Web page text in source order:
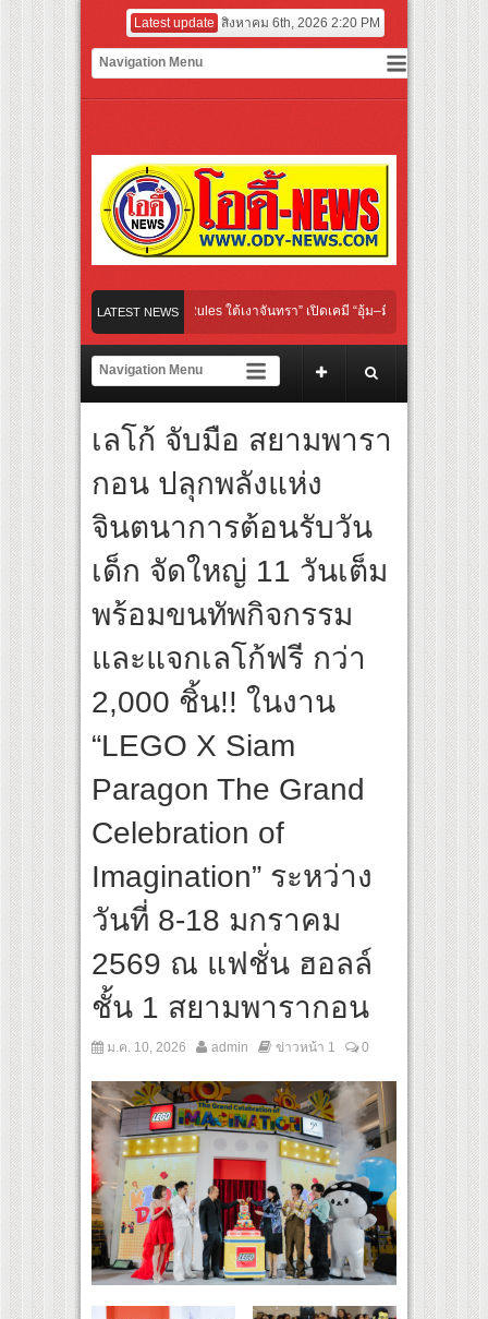
Latest update สิงหาคม 6th, 2026 2:20 PM
LATEST NEWS
“Under Her Rules ใต้เงาจันทรา” เปิดเคมี “อุ้ม–มีนา” ประกบคู่ครั้งสำคัญ ชวน
ไทย “เลิกอาย เลิกเงียบ เลิกชะล่าใจ” เรื่อง HPV ในแคมเปญ “HPV ไม่เป็นไร…ไม่ได้”
กเสียงเชียร์ สู่ทีมชาติไทย ชวนแฟนลูกยางใกล้ชิดนักตบสาวทีมชาติไทย 15 ส.ค.นี้
มฝาผนังระดับโลก “ปู่ม่านย่าม่าน” เรียนรู้นวัตกรรมผักเชียงดาใน “หอมแผ่นดินฯ”
ร์ฟอร์มยักษ์ ‘คุณยายวรนาฏ’ (INHERIT) เตรียมคายตะขาบหนังไทยในรอบปฐมทัศน์โ
สุดชีวิต โกนหัวรับบทแม่ชี นำทีมนักแสดงประชันความสยอง!
“Under Her Rules ใต้เงาจันทรา” เปิดเคมี “อุ้ม–มีนา” ประกบคู่ครั้งสำคัญ ชวน
เลโก้ จับมือ สยามพารา
กอน ปลุกพลังแห่ง
จินตนาการต้อนรับวัน
เด็ก จัดใหญ่ 11 วันเต็ม
พร้อมขนทัพกิจกรรม
และแจกเลโก้ฟรี กว่า
2,000 ชิ้น!! ในงาน
“LEGO X Siam
Paragon The Grand
Celebration of
Imagination” ระหว่าง
วันที่ 8-18 มกราคม
2569 ณ แฟชั่น ฮอลล์
ชั้น 1 สยามพารากอน
ม.ค. 10, 2026 admin ข่าวหน้า 1 0